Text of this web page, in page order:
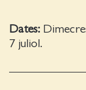
Dates:
7 juliol.